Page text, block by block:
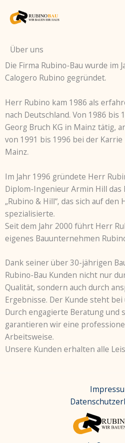
Inhalt
Über uns
Die Firma Rubino-Bau wurde im
Calogero Rubino gegründet.
Herr Rubino kam 1986 als
nach Deutschland. Von 1986 bis
Georg Bruch KG in Mainz tätig,
von 1991 bis 1996 bei der
Mainz.
Im Jahr 1996 gründete Herr
Diplom-Ingenieur Armin Hill das
„Rubino & Hill“, das sich auf den
spezialisierte.
Seit dem Jahr 2000 führt Herr
eigenes Bauunternehmen
Dank seiner über 30-jährigen
Rubino-Bau Kunden nicht nur
Qualität, sondern auch durch
Ergebnisse. Der Kunde steht
Durch engagierte Beratung und
garantieren wir eine
Arbeitsweise.
Unsere Kunden erhalten alle